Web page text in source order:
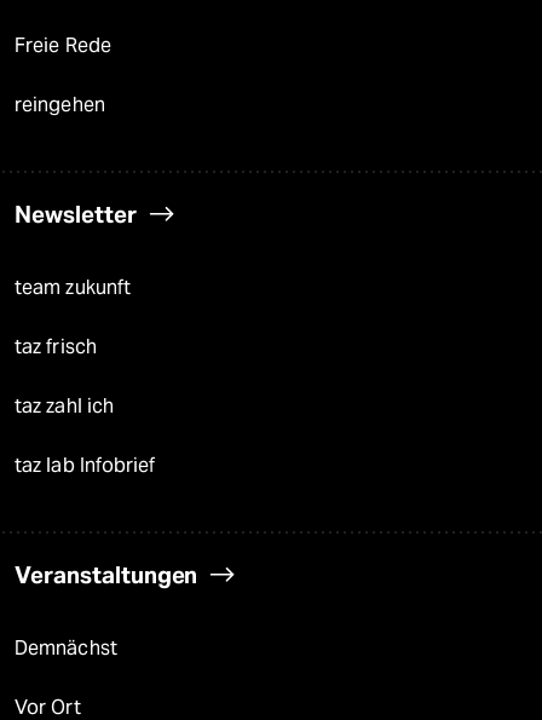
Freie Rede
reingehen
Newsletter
team zukunft
taz frisch
taz zahl ich
taz lab Infobrief
Veranstaltungen
Demnächst
Vor Ort